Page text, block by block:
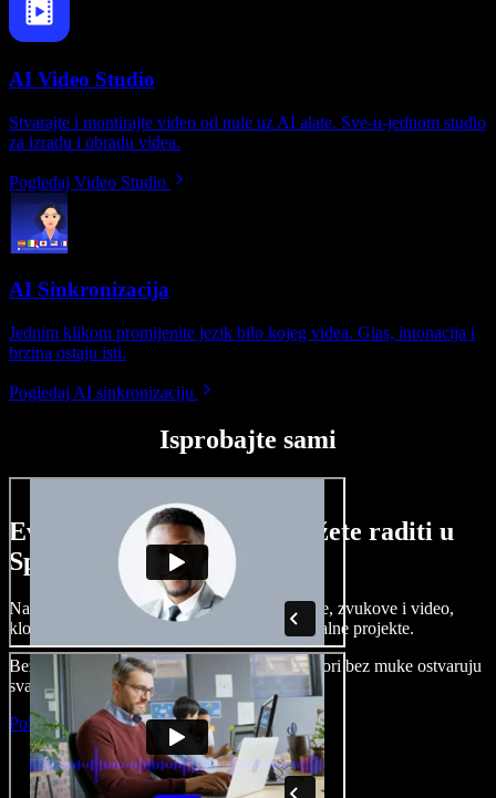
AI Video Studio
Stvarajte i montirajte video od nule uz AI alate. Sve-u-jednom studio
za izradu i obradu videa.
Pogledaj Video Studio
AI Sinkronizacija
Jednim klikom promijenite jezik bilo kojeg videa. Glas, intonacija i
brzina ostaju isti.
Pogledaj AI sinkronizaciju
Isprobajte sami
Evo malog pregleda što možete raditi u
Speechify Studiju.
Napravite voice overe, dodajte besplatne slike, zvukove i video,
klonirajte svoj glas i složite sjajne audio-vizualne projekte.
Bez učenja i sve dostupno u pregledniku, autori bez muke ostvaruju
svaku kreativnu ideju.
Pokreni Studio